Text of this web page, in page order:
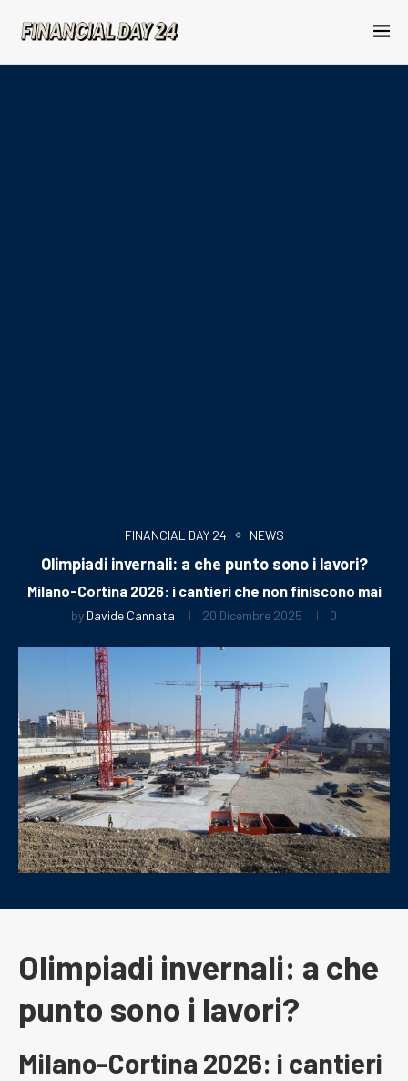
FINANCIAL DAY 24 NEWS
Olimpiadi invernali: a che punto sono i lavori?
Milano-Cortina 2026: i cantieri che non finiscono mai
by Davide Cannata 20 Dicembre 2025 0
Olimpiadi invernali: a che
punto sono i lavori?
Milano-Cortina 2026: i cantieri